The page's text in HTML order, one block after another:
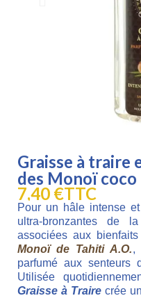
Graisse à traire
des Monoï
7,40 €TTC
Pour un hâle intense
ultra-bronzantes de
associées aux
Monoï de Tahiti A.O.,
parfumé aux senteurs
Utilisée
Graisse à Traire crée